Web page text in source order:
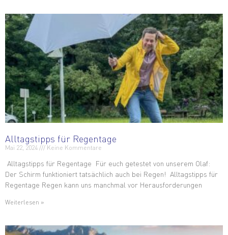
Alltagstipps für Regentage
Mai 22, 2024 Keine Kommentare
Alltagstipps für Regentage Für euch getestet von unserem Olaf:
Der Schirm funktioniert tatsächlich auch bei Regen! Alltagstipps für
Regentage Regen kann uns manchmal vor Herausforderungen
Weiterlesen »